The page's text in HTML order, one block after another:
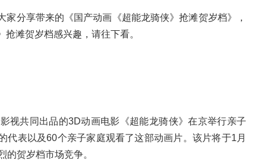
家分享带来的《国产动画《超能龙骑侠》抢滩贺岁档》，
滩贺岁档感兴趣，请往下看。
视共同出品的3D动画电影《超能龙骑侠》在京举行亲子
代表以及60个亲子家庭观看了这部动画片。该片将于1月
的贺岁档市场竞争。